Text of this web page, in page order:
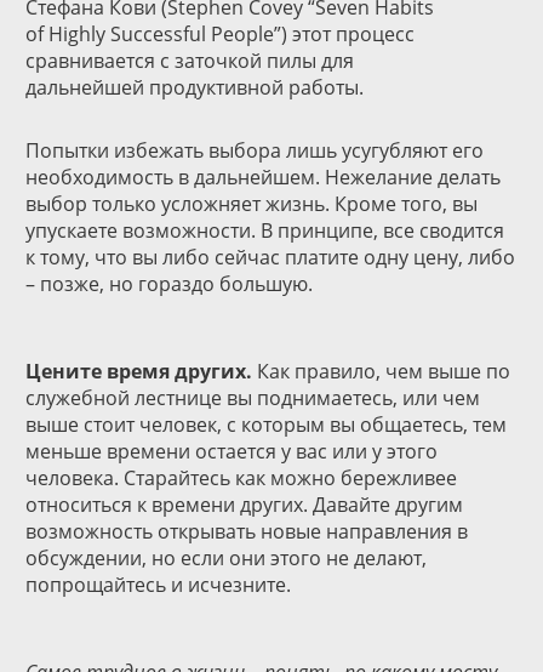
Стефана Кови (Stephen Covey “Seven Habits
of Highly Successful People”) этот процесс
сравнивается с заточкой пилы для
дальнейшей продуктивной работы.
Попытки избежать выбора лишь усугубляют его
необходимость в дальнейшем. Нежелание делать
выбор только усложняет жизнь. Кроме того, вы
упускаете возможности. В принципе, все сводится
к тому, что вы либо сейчас платите одну цену, либо
– позже, но гораздо большую.
Цените время других. Как правило, чем выше по
служебной лестнице вы поднимаетесь, или чем
выше стоит человек, с которым вы общаетесь, тем
меньше времени остается у вас или у этого
человека. Старайтесь как можно бережливее
относиться к времени других. Давайте другим
возможность открывать новые направления в
обсуждении, но если они этого не делают,
попрощайтесь и исчезните.